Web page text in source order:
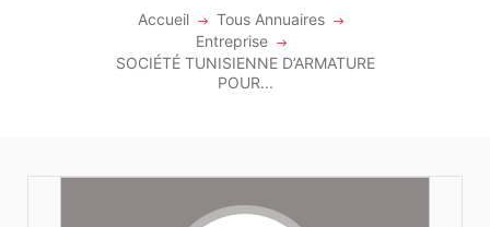
Accueil
Tous Annuaires
Entreprise
SOCIÉTÉ TUNISIENNE D’ARMATURE
POUR...
ENTREPRISE
REJOINDRE BAITIK